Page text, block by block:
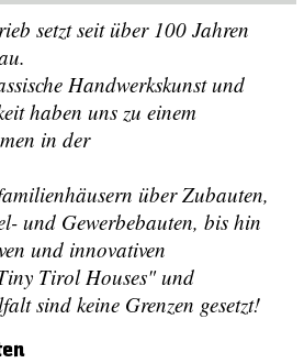
setzt seit über 100 Jahren
Handwerkskunst und
haben uns zu einem
in der
über Zubauten,
und Gewerbebauten, bis hin
und innovativen
Tirol Houses" und
sind keine Grenzen gesetzt!